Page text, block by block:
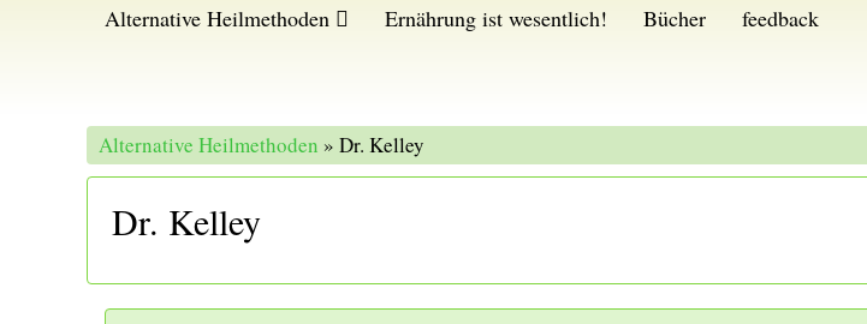
Alternative Heilmethoden Ernährung ist wesentlich! Bücher feedback
Alternative Heilmethoden » Dr. Kelley
Dr. Kelley